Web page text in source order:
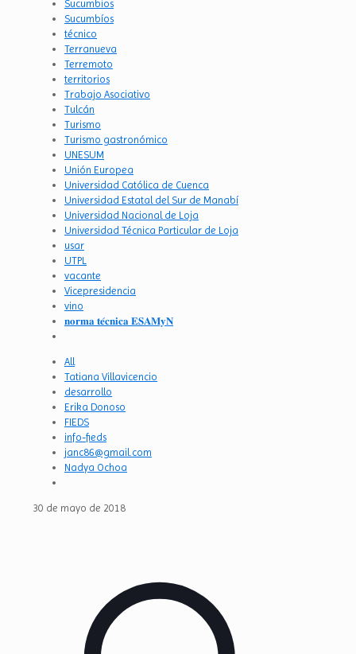
Sucumbios
Sucumbíos
técnico
Terranueva
Terremoto
territorios
Trabajo Asociativo
Tulcán
Turismo
Turismo gastronómico
UNESUM
Unión Europea
Universidad Católica de Cuenca
Universidad Estatal del Sur de Manabí
Universidad Nacional de Loja
Universidad Técnica Particular de Loja
usar
UTPL
vacante
Vicepresidencia
vino
𝐧𝐨𝐫𝐦𝐚 𝐭𝐞́𝐜𝐧𝐢𝐜𝐚 𝐄𝐒𝐀𝐌𝐲𝐍
All
Tatiana Villavicencio
desarrollo
Erika Donoso
FIEDS
info-fieds
janc86@gmail.com
Nadya Ochoa
30 de mayo de 2018